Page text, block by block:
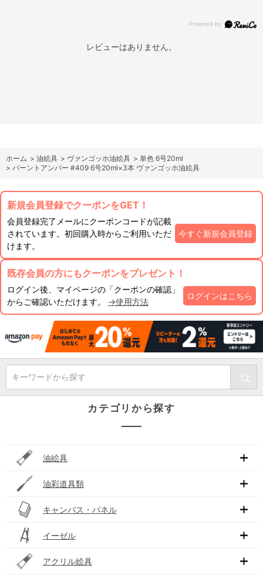
レビューはありません。
ホーム > 油絵具 > ヴァンゴッホ油絵具 > 単色 6号20ml
> バーントアンバー #409 6号20ml×3本 ヴァンゴッホ油絵具
新規会員登録でクーポンをGET！
会員登録完了メールにクーポンコードが記載
されています。初回購入時からご利用いただ
けます。
今すぐ新規会員登録
既存会員の方にもクーポンをプレゼント！
ログイン後、マイページの「クーポンの確認」
からご確認いただけます。 →使用方法
ログインはこちら
キーワードから探す
カテゴリから探す
油絵具
油彩道具類
キャンバス・パネル
イーゼル
アクリル絵具